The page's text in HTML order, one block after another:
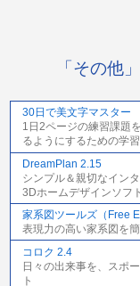
「その他
30日で美文字マスター
1日2ページの練習課題
るようにするための学
DreamPlan 2.15
シンプル＆親切なイン
3Dホームデザインソフト
家系図ツールズ（Free
表現力の高い家系図を
コロク 2.4
日々の出来事を、スポ
ト